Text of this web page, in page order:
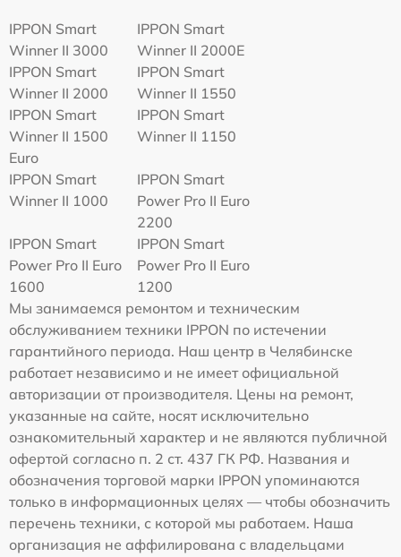
IPPON Smart
Winner II 3000
IPPON Smart
Winner II 2000E
IPPON Smart
Winner II 2000
IPPON Smart
Winner II 1550
IPPON Smart
Winner II 1500
Euro
IPPON Smart
Winner II 1150
IPPON Smart
Winner II 1000
IPPON Smart
Power Pro II Euro
2200
IPPON Smart
Power Pro II Euro
1600
IPPON Smart
Power Pro II Euro
1200
Мы занимаемся ремонтом и техническим
обслуживанием техники IPPON по истечении
гарантийного периода. Наш центр в Челябинске
работает независимо и не имеет официальной
авторизации от производителя. Цены на ремонт,
указанные на сайте, носят исключительно
ознакомительный характер и не являются публичной
офертой согласно п. 2 ст. 437 ГК РФ. Названия и
обозначения торговой марки IPPON упоминаются
только в информационных целях — чтобы обозначить
перечень техники, с которой мы работаем. Наша
организация не аффилирована с владельцами